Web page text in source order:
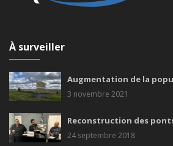
À surveiller
Augmentation de la
3 novembre 2021
Reconstruction des
24 septembre 2018